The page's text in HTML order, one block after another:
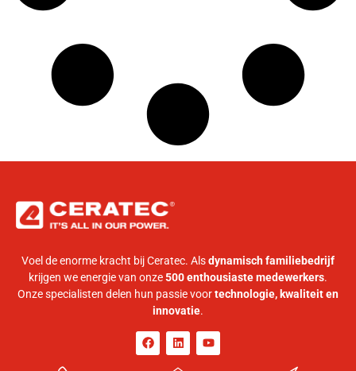
Voel de enorme kracht bij Ceratec. Alsdynamisch familiebedrijf
krijgen we energie van onze500 enthousiaste medewerkers.
Onze specialisten delen hun passie voortechnologie, kwaliteit en
innovatie.